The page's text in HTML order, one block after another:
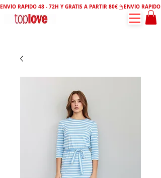
ENVÍO RÁPIDO 48 - 72H Y GRATIS A PARTIR 80€